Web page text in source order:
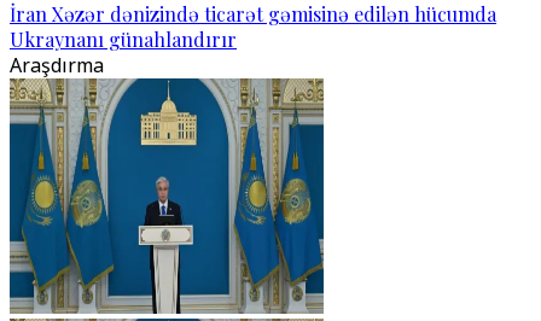
İran Xəzər dənizində ticarət gəmisinə edilən hücumda
Ukraynanı günahlandırır
Araşdırma